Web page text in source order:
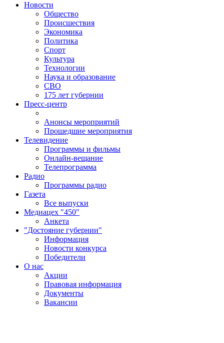
Новости
Общество
Происшествия
Экономика
Политика
Спорт
Культура
Технологии
Наука и образование
СВО
175 лет губернии
Пресс-центр
Анонсы мероприятий
Прошедшие мероприятия
Телевидение
Программы и фильмы
Онлайн-вещание
Телепрограмма
Радио
Программы радио
Газета
Все выпуски
Медиацех "450"
Анкета
"Достояние губернии"
Информация
Новости конкурса
Победители
О нас
Акции
Правовая информация
Документы
Вакансии